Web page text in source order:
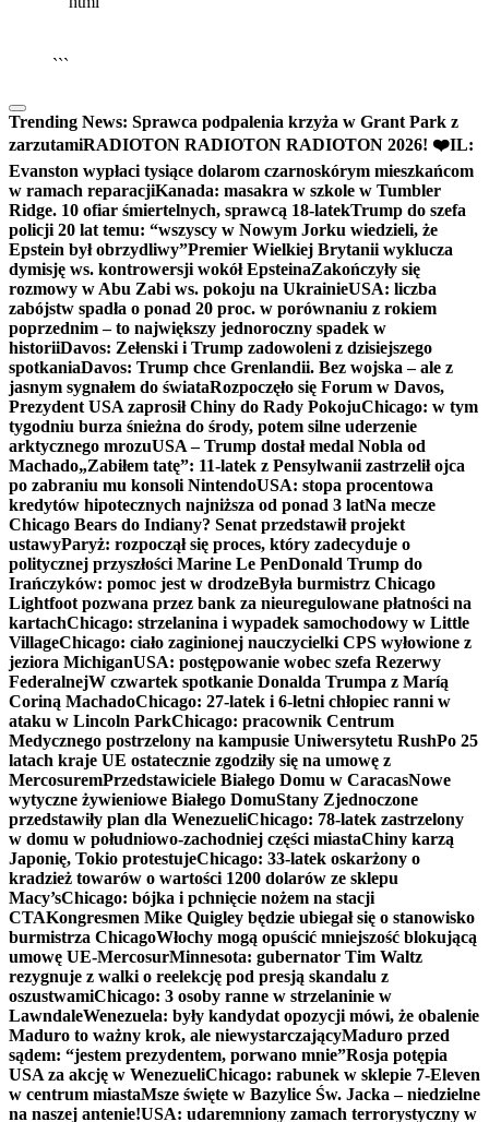
```
Trending News: Sprawca podpalenia krzyża w Grant Park z
zarzutamiRADIOTON RADIOTON RADIOTON 2026! ❤️IL:
Evanston wypłaci tysiące dolarom czarnoskórym mieszkańcom
w ramach reparacjiKanada: masakra w szkole w Tumbler
Ridge. 10 ofiar śmiertelnych, sprawcą 18-latekTrump do szefa
policji 20 lat temu: “wszyscy w Nowym Jorku wiedzieli, że
Epstein był obrzydliwy”Premier Wielkiej Brytanii wyklucza
dymisję ws. kontrowersji wokół EpsteinaZakończyły się
rozmowy w Abu Zabi ws. pokoju na UkrainieUSA: liczba
zabójstw spadła o ponad 20 proc. w porównaniu z rokiem
poprzednim – to największy jednoroczny spadek w
historiiDavos: Zełenski i Trump zadowoleni z dzisiejszego
spotkaniaDavos: Trump chce Grenlandii. Bez wojska – ale z
jasnym sygnałem do świataRozpoczęło się Forum w Davos,
Prezydent USA zaprosił Chiny do Rady PokojuChicago: w tym
tygodniu burza śnieżna do środy, potem silne uderzenie
arktycznego mrozuUSA – Trump dostał medal Nobla od
Machado„Zabiłem tatę”: 11-latek z Pensylwanii zastrzelił ojca
po zabraniu mu konsoli NintendoUSA: stopa procentowa
kredytów hipotecznych najniższa od ponad 3 latNa mecze
Chicago Bears do Indiany? Senat przedstawił projekt
ustawyParyż: rozpoczął się proces, który zadecyduje o
politycznej przyszłości Marine Le PenDonald Trump do
Irańczyków: pomoc jest w drodzeByła burmistrz Chicago
Lightfoot pozwana przez bank za nieuregulowane płatności na
kartachChicago: strzelanina i wypadek samochodowy w Little
VillageChicago: ciało zaginionej nauczycielki CPS wyłowione z
jeziora MichiganUSA: postępowanie wobec szefa Rezerwy
FederalnejW czwartek spotkanie Donalda Trumpa z Maríą
Coriną MachadoChicago: 27-latek i 6-letni chłopiec ranni w
ataku w Lincoln ParkChicago: pracownik Centrum
Medycznego postrzelony na kampusie Uniwersytetu RushPo 25
latach kraje UE ostatecznie zgodziły się na umowę z
MercosuremPrzedstawiciele Białego Domu w CaracasNowe
wytyczne żywieniowe Białego DomuStany Zjednoczone
przedstawiły plan dla WenezueliChicago: 78-latek zastrzelony
w domu w południowo-zachodniej części miastaChiny karzą
Japonię, Tokio protestujeChicago: 33-latek oskarżony o
kradzież towarów o wartości 1200 dolarów ze sklepu
Macy’sChicago: bójka i pchnięcie nożem na stacji
CTAKongresmen Mike Quigley będzie ubiegał się o stanowisko
burmistrza ChicagoWłochy mogą opuścić mniejszość blokującą
umowę UE-MercosurMinnesota: gubernator Tim Waltz
rezygnuje z walki o reelekcję pod presją skandalu z
oszustwamiChicago: 3 osoby ranne w strzelaninie w
LawndaleWenezuela: były kandydat opozycji mówi, że obalenie
Maduro to ważny krok, ale niewystarczającyMaduro przed
sądem: “jestem prezydentem, porwano mnie”Rosja potępia
USA za akcję w WenezueliChicago: rabunek w sklepie 7-Eleven
w centrum miastaMsze święte w Bazylice Św. Jacka – niedzielne
na naszej antenie!USA: udaremniony zamach terrorystyczny w